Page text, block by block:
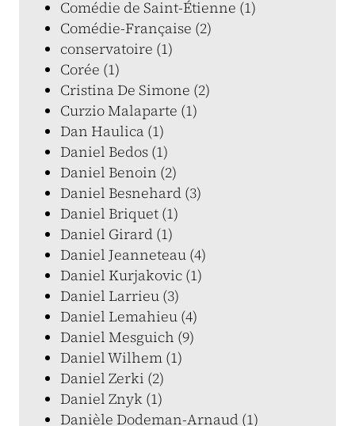
Comédie de Saint-Étienne (1)
Comédie-Française (2)
conservatoire (1)
Corée (1)
Cristina De Simone (2)
Curzio Malaparte (1)
Dan Haulica (1)
Daniel Bedos (1)
Daniel Benoin (2)
Daniel Besnehard (3)
Daniel Briquet (1)
Daniel Girard (1)
Daniel Jeanneteau (4)
Daniel Kurjakovic (1)
Daniel Larrieu (3)
Daniel Lemahieu (4)
Daniel Mesguich (9)
Daniel Wilhem (1)
Daniel Zerki (2)
Daniel Znyk (1)
Danièle Dodeman-Arnaud (1)